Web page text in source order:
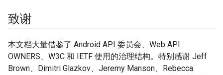
致谢
本文档大量借鉴了 Android API 委员会、Web API
OWNERS、W3C 和 IETF 使用的治理结构。特别感谢 Jeff
Brown、Dimitri Glazkov、Jeremy Manson、Rebecca